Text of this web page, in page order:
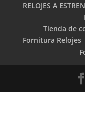
RELOJES A
Tienda de
Fornitura Relojes